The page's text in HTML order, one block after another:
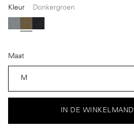
Kleur Donkergroen
BlauwDonkergroen
Donkerblauw
Maat
M
IN DE WINKELMAND